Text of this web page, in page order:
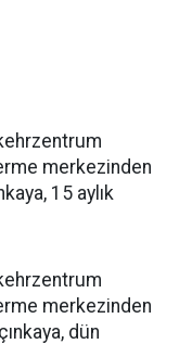
merkezinden
15 aylık
merkezinden
dün